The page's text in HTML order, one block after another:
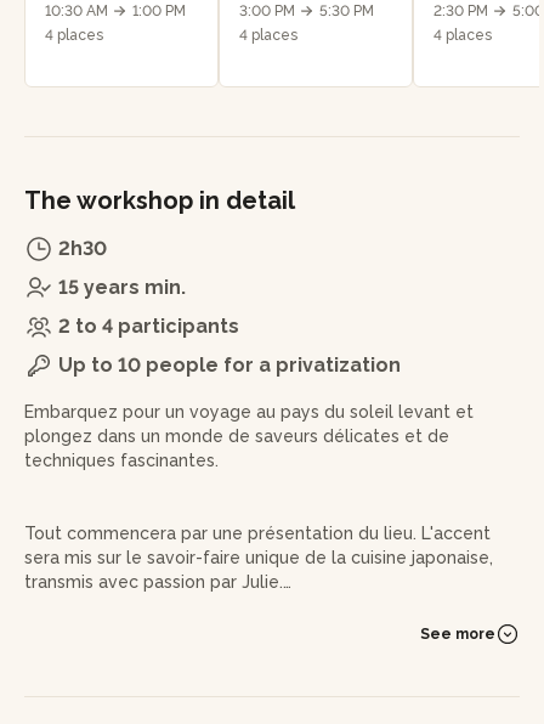
10:30 AM
1:00 PM
4 places
3:00 PM
5:30 PM
4 places
2:30 PM
4 places
The workshop in detail
2h30
15 years min.
2 to 4 participants
Up to 10 people for a privatization
Embarquez pour un voyage au pays du soleil levant et
plongez dans un monde de saveurs délicates et de
techniques fascinantes.
Tout commencera par une présentation du lieu. L'accent
sera mis sur le savoir-faire unique de la cuisine japonaise,
transmis avec passion par Julie.
La première étape vous emmènera dans l'art délicat de
profiterez pour vous familiariser avec les différentes
See more